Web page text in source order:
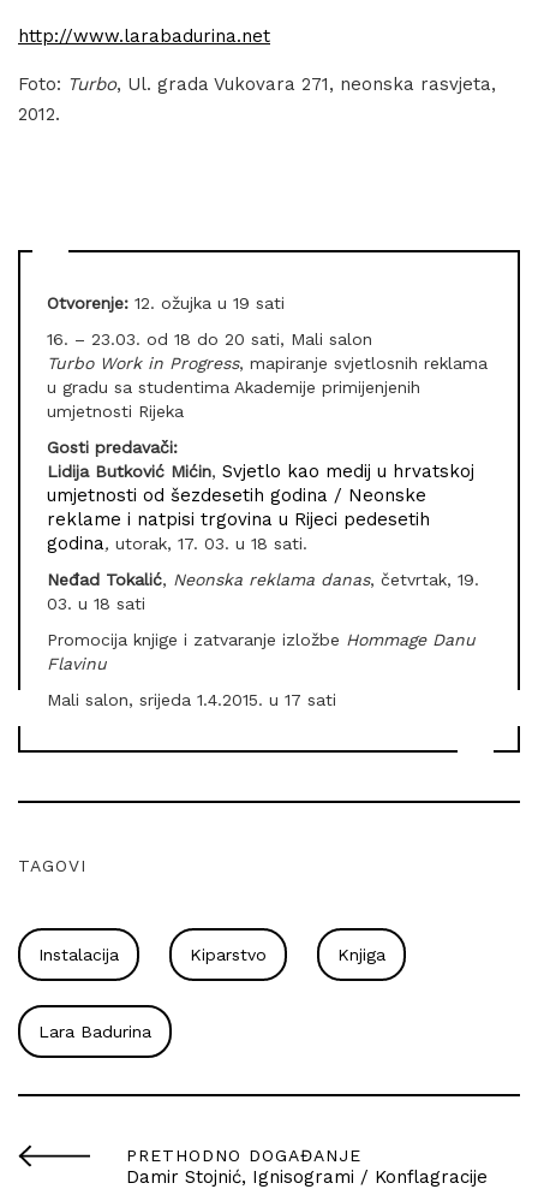
http://www.larabadurina.net
Foto: Turbo, Ul. grada Vukovara 271, neonska rasvjeta,
2012.
Otvorenje: 12. ožujka u 19 sati
16. – 23.03. od 18 do 20 sati, Mali salon
Turbo Work in Progress, mapiranje svjetlosnih reklama
u gradu sa studentima Akademije primijenjenih
umjetnosti Rijeka
Gosti predavači:
Lidija Butković Mićin, Svjetlo kao medij u hrvatskoj
umjetnosti od šezdesetih godina / Neonske
reklame i natpisi trgovina u Rijeci pedesetih
godina, utorak, 17. 03. u 18 sati.
Neđad Tokalić, Neonska reklama danas, četvrtak, 19.
03. u 18 sati
Promocija knjige i zatvaranje izložbe Hommage Danu
Flavinu
Mali salon, srijeda 1.4.2015. u 17 sati
TAGOVI
Instalacija Kiparstvo Knjiga
Lara Badurina
PRETHODNO DOGAĐANJE
Damir Stojnić, Ignisogrami / Konflagracije